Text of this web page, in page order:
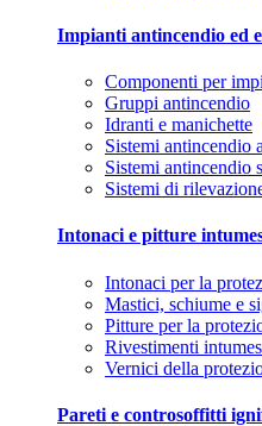
Impianti antincendio ed
Componenti per
Gruppi antincendio
Idranti e manichette
Sistemi antincendio
Sistemi antincendio
Sistemi di
Intonaci e pitture
Intonaci per la
Mastici, schiume e
Pitture per la
Rivestimenti
Vernici della
Pareti e controsoffitti